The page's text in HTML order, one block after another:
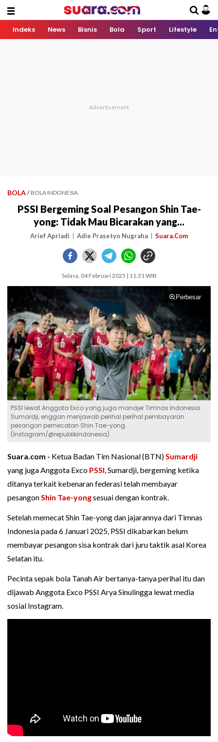
Indeks News Bisnis Bola Sport Lifestyle
BOLA / BOLA INDONESIA
PSSI Bergeming Soal Pesangon Shin Tae-
yong: Tidak Mau Bicarakan yang...
Arief Apriadi Adie Prasetyo Nugraha Suara.Com
Selasa, 04 Februari 2025 | 11:31 WIB
Perbesar
PSSI lewat Anggota Exco yang juga manajer Timnas Indonesia
Sumardji, enggan menjawab perihal perihal pembayaran
pesangon pemecatan Shin Tae-yong.
(Instagram/@republikindonesia)
Suara.com - Ketua Badan Tim Nasional (BTN)Sumardji
yang juga Anggota Exco PSSI, Sumardji, bergeming ketika
ditanya terkait kebenaran federasi telah membayar
pesangonShin Tae-yongsesuai dengan kontrak.
Setelah memecat Shin Tae-yong dan jajarannya dari Timnas
Indonesia pada 6 Januari 2025, PSSI dikabarkan belum
membayar pesangon sisa kontrak dari juru taktik asal Korea
Selatan itu.
Pecinta sepak bola Tanah Air bertanya-tanya perihal itu dan
dijawab Anggota Exco PSSI Arya Sinulingga lewat media
sosial Instagram.